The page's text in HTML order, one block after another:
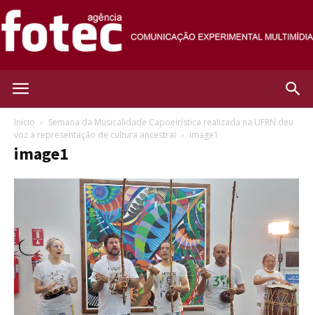
Início
Semana da Musicalidade Capoeirística realizada na UFRN deu
voz a representação de cultura ancestral
image1
image1